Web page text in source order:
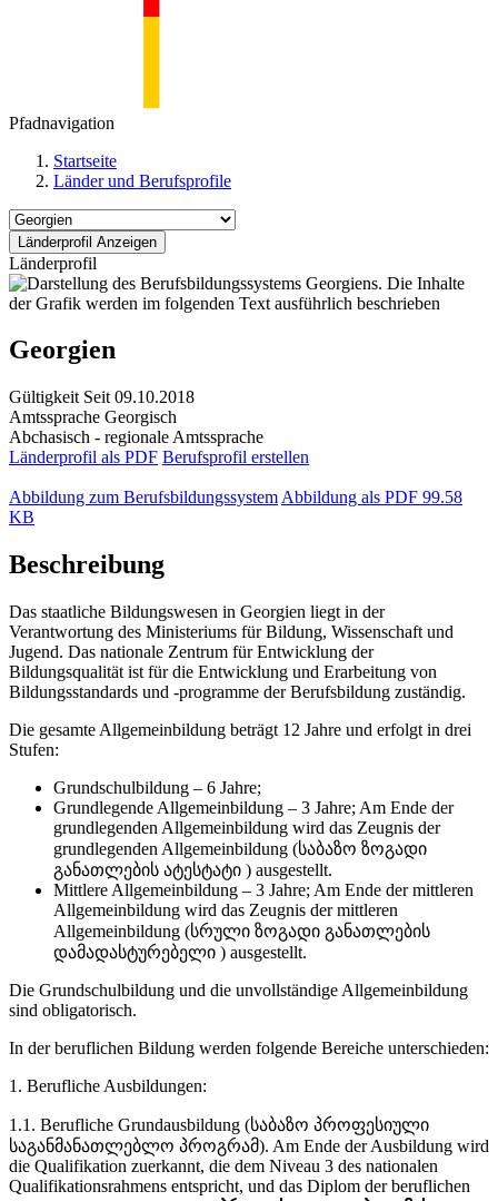
Pfadnavigation
Startseite
Länder und Berufsprofile
Länderprofil
Georgien
Gültigkeit Seit 09.10.2018
Amtssprache Georgisch
Abchasisch - regionale Amtssprache
Länderprofil als PDF Berufsprofil erstellen
Abbildung zum Berufsbildungssystem Abbildung als PDF 99.58
KB
Beschreibung
Das staatliche Bildungswesen in Georgien liegt in der
Verantwortung des Ministeriums für Bildung, Wissenschaft und
Jugend. Das nationale Zentrum für Entwicklung der
Bildungsqualität ist für die Entwicklung und Erarbeitung von
Bildungsstandards und -programme der Berufsbildung zuständig.
Die gesamte Allgemeinbildung beträgt 12 Jahre und erfolgt in drei
Stufen:
Grundschulbildung – 6 Jahre;
Grundlegende Allgemeinbildung – 3 Jahre; Am Ende der
grundlegenden Allgemeinbildung wird das Zeugnis der
grundlegenden Allgemeinbildung (საბაზო ზოგადი
განათლების ატესტატი ) ausgestellt.
Mittlere Allgemeinbildung – 3 Jahre; Am Ende der mittleren
Allgemeinbildung wird das Zeugnis der mittleren
Allgemeinbildung (სრული ზოგადი განათლების
დამადასტურებელი ) ausgestellt.
Die Grundschulbildung und die unvollständige Allgemeinbildung
sind obligatorisch.
In der beruflichen Bildung werden folgende Bereiche unterschieden:
1. Berufliche Ausbildungen:
1.1. Berufliche Grundausbildung (საბაზო პროფესიული
საგანმანათლებლო პროგრამ). Am Ende der Ausbildung wird
die Qualifikation zuerkannt, die dem Niveau 3 des nationalen
Qualifikationsrahmens entspricht, und das Diplom der beruflichen